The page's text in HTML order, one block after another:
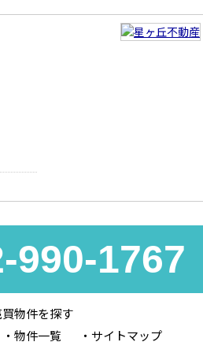
990-1767
物件を探す
物件一覧
サイトマップ